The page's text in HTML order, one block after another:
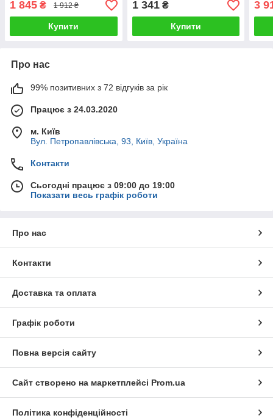
1 845 ₴ 1 912 ₴
Купити
1 341₴
Купити
3
Про нас
99% позитивних з 72 відгуків за рік
Працює з 24.03.2020
м. Київ
Вул. Петропавлівська, 93, Київ, Україна
Контакти
Сьогодні працює з 09:00 до 19:00
Показати весь графік роботи
Про нас
Контакти
Доставка та оплата
Графік роботи
Повна версія сайту
Сайт створено на маркетплейсі Prom.ua
Політика конфіденційності